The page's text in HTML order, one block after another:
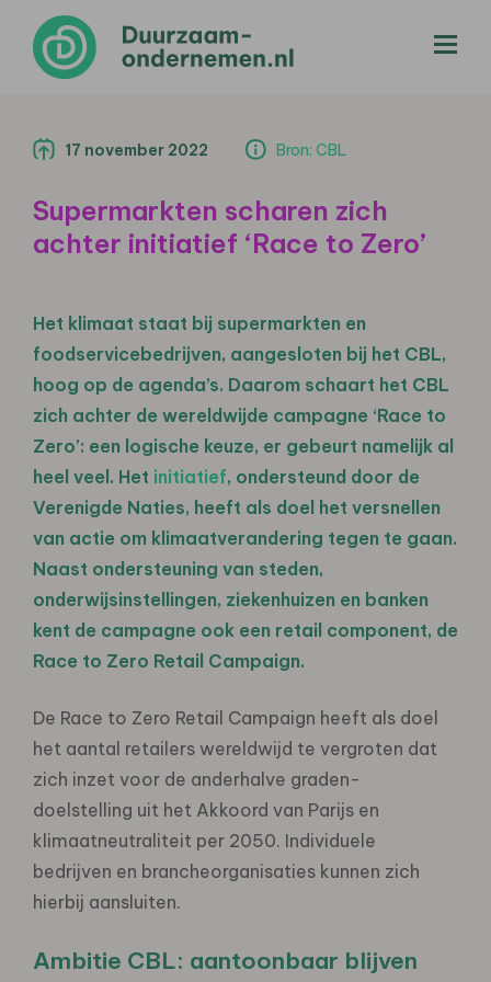
17 november 2022 Bron: CBL
Supermarkten scharen zich
achter initiatief ‘Race to Zero’
Het klimaat staat bij supermarkten en
foodservicebedrijven, aangesloten bij het CBL,
hoog op de agenda’s. Daarom schaart het CBL
zich achter de wereldwijde campagne ‘Race to
Zero’: een logische keuze, er gebeurt namelijk al
heel veel. Het initiatief, ondersteund door de
Verenigde Naties, heeft als doel het versnellen
van actie om klimaatverandering tegen te gaan.
Naast ondersteuning van steden,
onderwijsinstellingen, ziekenhuizen en banken
kent de campagne ook een retail component, de
Race to Zero Retail Campaign.
De Race to Zero Retail Campaign heeft als doel
het aantal retailers wereldwijd te vergroten dat
zich inzet voor de anderhalve graden-
doelstelling uit het Akkoord van Parijs en
klimaatneutraliteit per 2050. Individuele
bedrijven en brancheorganisaties kunnen zich
hierbij aansluiten.
Ambitie CBL: aantoonbaar blijven